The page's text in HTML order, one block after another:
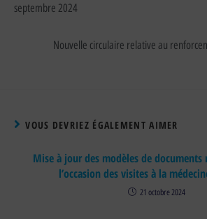
septembre 2024
Nouvelle circulaire relative au
VOUS DEVRIEZ ÉGALEMENT AIMER
Mise à jour des modèles de documents
l’occasion des visites à la
21 octobre 2024